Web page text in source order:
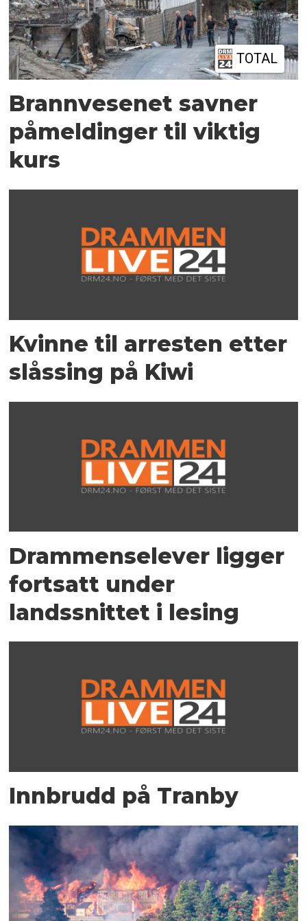
TOTAL
Brannvesenet savner
påmeldinger til viktig
kurs
Kvinne til arresten etter
slåssing på Kiwi
Drammenselever ligger
fortsatt under
landssnittet i lesing
Innbrudd på Tranby